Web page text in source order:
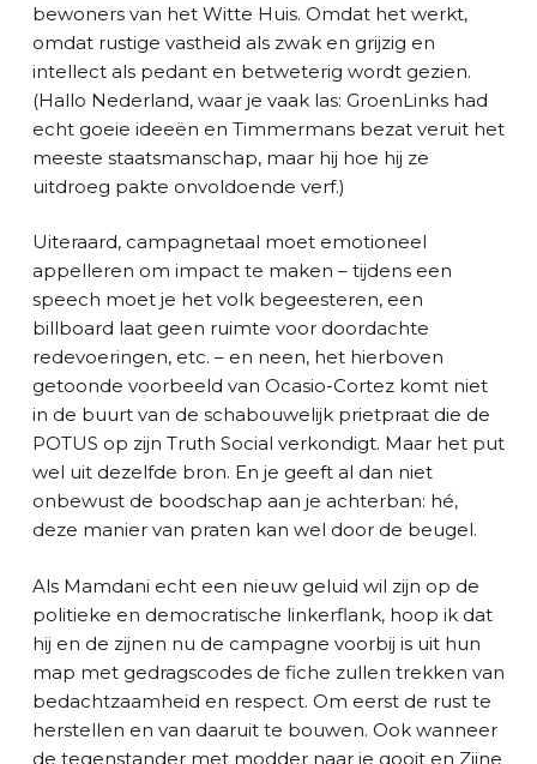
bewoners van het Witte Huis. Omdat het werkt,
omdat rustige vastheid als zwak en grijzig en
intellect als pedant en betweterig wordt gezien.
(Hallo Nederland, waar je vaak las: GroenLinks had
echt goeie ideeën en Timmermans bezat veruit het
meeste staatsmanschap, maar hij hoe hij ze
uitdroeg pakte onvoldoende verf.)
Uiteraard, campagnetaal moet emotioneel
appelleren om impact te maken – tijdens een
speech moet je het volk begeesteren, een
billboard laat geen ruimte voor doordachte
redevoeringen, etc. – en neen, het hierboven
getoonde voorbeeld van Ocasio-Cortez komt niet
in de buurt van de schabouwelijk prietpraat die de
POTUS op zijn Truth Social verkondigt. Maar het put
wel uit dezelfde bron. En je geeft al dan niet
onbewust de boodschap aan je achterban: hé,
deze manier van praten kan wel door de beugel.
Als Mamdani echt een nieuw geluid wil zijn op de
politieke en democratische linkerflank, hoop ik dat
hij en de zijnen nu de campagne voorbij is uit hun
map met gedragscodes de fiche zullen trekken van
bedachtzaamheid en respect. Om eerst de rust te
herstellen en van daaruit te bouwen. Ook wanneer
de tegenstander met modder naar je gooit en Zijne